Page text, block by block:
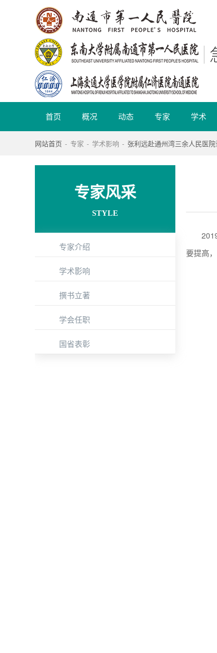
首页 概况 动态 专家 学术
网站首页 - 专家 - 学术影响 - 张利远赴通州湾三余人民医
专家风采
STYLE
专家介绍
学术影响
撰书立著
学会任职
国省表彰
2019
要提高